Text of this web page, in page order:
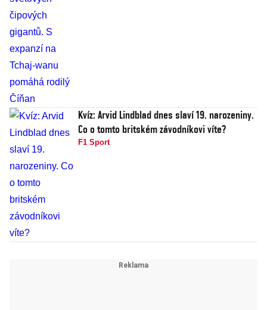
Kvíz: Arvid Lindblad dnes slaví 19. narozeniny.
Co o tomto britském závodníkovi víte?
F1 Sport